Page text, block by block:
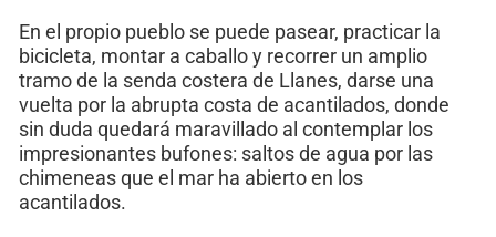
En el propio pueblo se puede pasear, practicar la
bicicleta, montar a caballo y recorrer un amplio
tramo de la senda costera de Llanes, darse una
vuelta por la abrupta costa de acantilados, donde
sin duda quedará maravillado al contemplar los
impresionantes bufones: saltos de agua por las
chimeneas que el mar ha abierto en los
acantilados.